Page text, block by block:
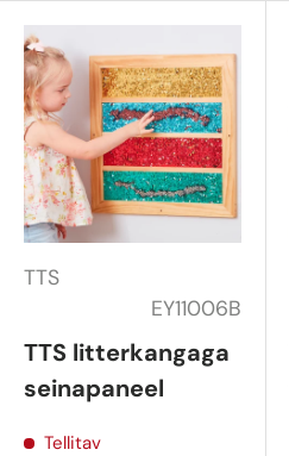
TTS
EY11006B
TTS litterkangaga
seinapaneel
Tellitav